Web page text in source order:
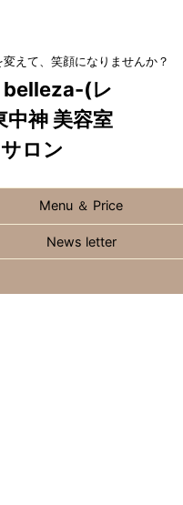
えて、笑顔になりませんか？
Menu ＆ Price
News letter